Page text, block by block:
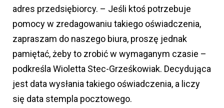
adres przedsiębiorcy. – Jeśli ktoś potrzebuje
pomocy w zredagowaniu takiego oświadczenia,
zapraszam do naszego biura, proszę jednak
pamiętać, żeby to zrobić w wymaganym czasie –
podkreśla Wioletta Stec-Grześkowiak. Decydująca
jest data wysłania takiego oświadczenia, a liczy
się data stempla pocztowego.